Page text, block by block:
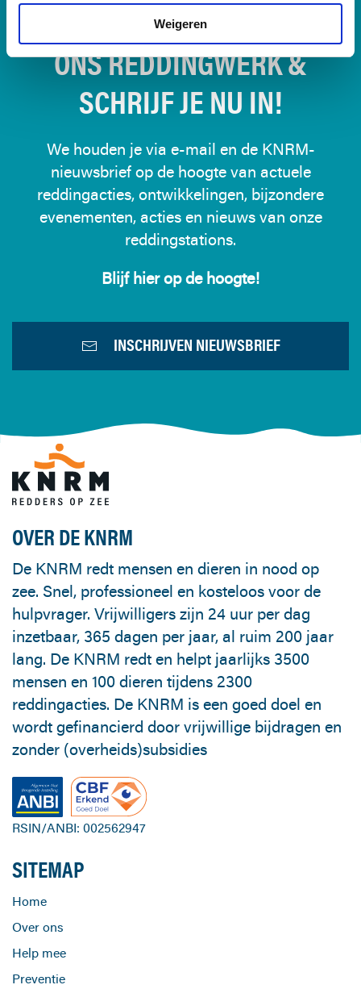
Weigeren
BLIJF OP DE HOOGTE VAN
ONS REDDINGWERK &
SCHRIJF JE NU IN!
We houden je via e-mail en de KNRM-
nieuwsbrief op de hoogte van actuele
reddingacties, ontwikkelingen, bijzondere
evenementen, acties en nieuws van onze
reddingstations.
Blijf hier op de hoogte!
INSCHRIJVEN NIEUWSBRIEF
OVER DE KNRM
De KNRM redt mensen en dieren in nood op
zee. Snel, professioneel en kosteloos voor de
hulpvrager. Vrijwilligers zijn 24 uur per dag
inzetbaar, 365 dagen per jaar, al ruim 200 jaar
lang. De KNRM redt en helpt jaarlijks 3500
mensen en 100 dieren tijdens 2300
reddingacties. De KNRM is een goed doel en
wordt gefinancierd door vrijwillige bijdragen en
zonder (overheids)subsidies
RSIN/ANBI: 002562947
SITEMAP
Home
Over ons
Help mee
Preventie